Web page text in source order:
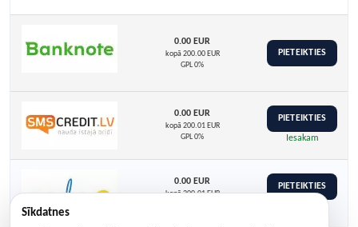
0.00 EUR
kopā 200.00 EUR
GPL 0%
PIETEIKTIES
0.00 EUR
kopā 200.01 EUR
GPL 0%
PIETEIKTIES
Iesakam
0.00 EUR
kopā 200.01 EUR
PIETEIKTIES
Sīkdatnes